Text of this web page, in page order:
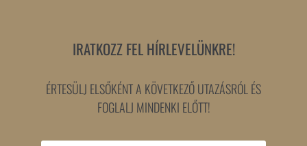
IRATKOZZ FEL HÍRLEVELÜNKRE!
ÉRTESÜLJ ELSŐKÉNT A KÖVETKEZŐ UTAZÁSRÓL ÉS
FOGLALJ MINDENKI ELŐTT!